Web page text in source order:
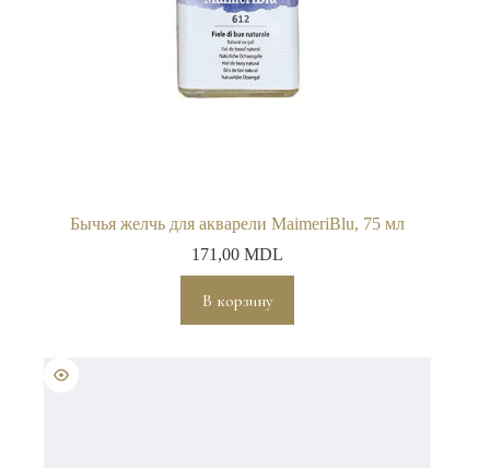
Бычья желчь для акварели MaimeriBlu, 75 мл
171,00MDL
В корзину